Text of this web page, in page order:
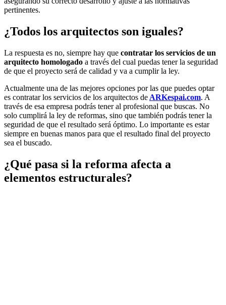
pertinentes.
¿Todos los arquitectos son iguales?
La respuesta es no, siempre hay que contratar los servicios de un
arquitecto homologado a través del cual puedas tener la seguridad
de que el proyecto será de calidad y va a cumplir la ley.
Actualmente una de las mejores opciones por las que puedes optar
es contratar los servicios de los arquitectos de ARKespai.com. A
través de esa empresa podrás tener al profesional que buscas. No
solo cumplirá la ley de reformas, sino que también podrás tener la
seguridad de que el resultado será óptimo. Lo importante es estar
siempre en buenas manos para que el resultado final del proyecto
sea el buscado.
¿Qué pasa si la reforma afecta a
elementos estructurales?